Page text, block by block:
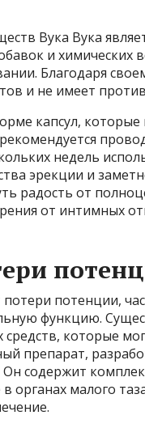
Вука Вука
и химических
Благодаря
и не имеет
капсул,
недель
эрекции и
радость от
от интимных
потенции,
функцию.
которые
препарат,
Он содержит
органах малого